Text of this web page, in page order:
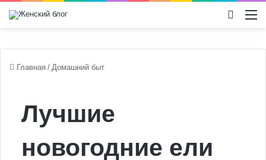
Главная / Домашний быт
Лучшие
новогодние ели